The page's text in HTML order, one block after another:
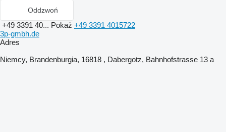
Oddzwoń
+49 3391 40... Pokaż +49 3391 4015722
3p-gmbh.de
Adres
Niemcy, Brandenburgia, 16818 , Dabergotz, Bahnhofstrasse 13 a